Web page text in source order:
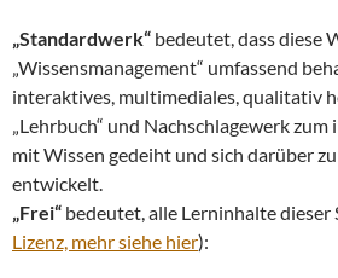
„Standardwerk“ bedeutet, dass diese
„Wissensmanagement“ umfassend
interaktives, multimediales, qualitativ
„Lehrbuch“ und Nachschlagewerk
mit Wissen gedeiht und sich darüber
entwickelt.
„Frei“ bedeutet, alle Lerninhalte dieser
Lizenz, mehr siehe hier):